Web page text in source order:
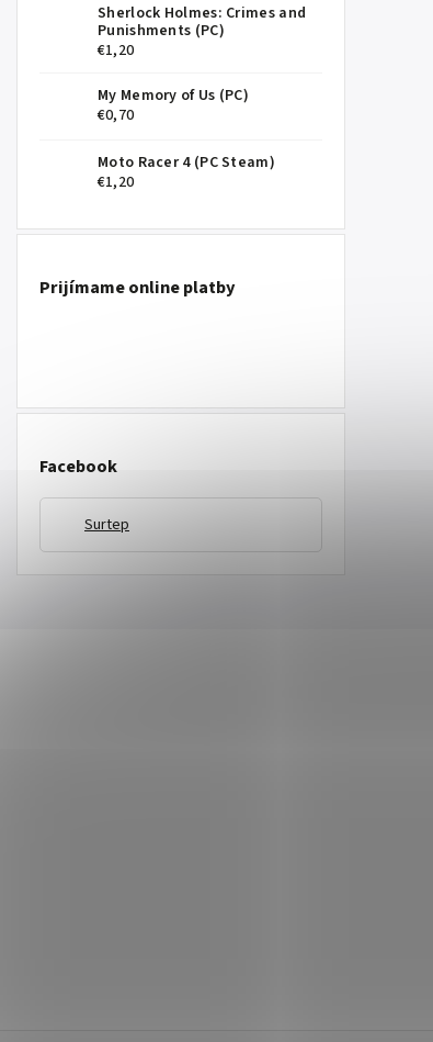
Sherlock Holmes: Crimes and
Punishments (PC)
€1,20
My Memory of Us (PC)
€0,70
Moto Racer 4 (PC Steam)
€1,20
Prijímame online platby
Facebook
Surtep